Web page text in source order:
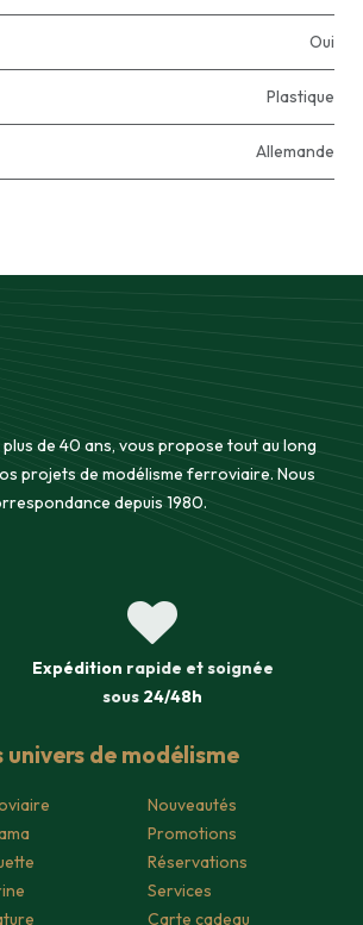
Oui
Plastique
Allemande
de 40 ans, vous propose tout au long
projets de modélisme ferroviaire. Nous
depuis 1980.
Expédition rapide et soignée
sous 24/48h
univers de modélisme
Nouveautés
Promotions
Réservations
Services
Carte cadeau